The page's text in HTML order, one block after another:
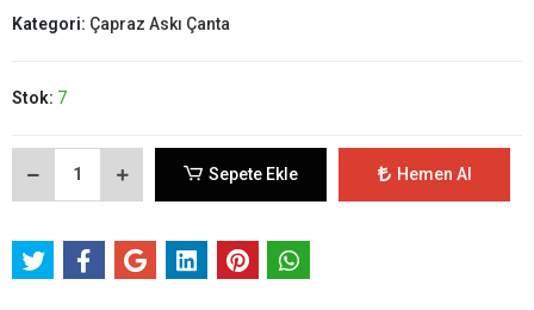
Kategori: Çapraz Askı Çanta
Stok: 7
Sepete Ekle Hemen Al